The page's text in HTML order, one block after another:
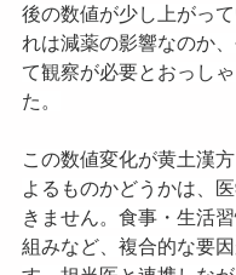
後の数値が少し上がっ
れは減薬の影響なのか
て観察が必要とおっし
た。
この数値変化が黄土漢
よるものかどうかは、
きません。食事・生活
組みなど、複合的な要